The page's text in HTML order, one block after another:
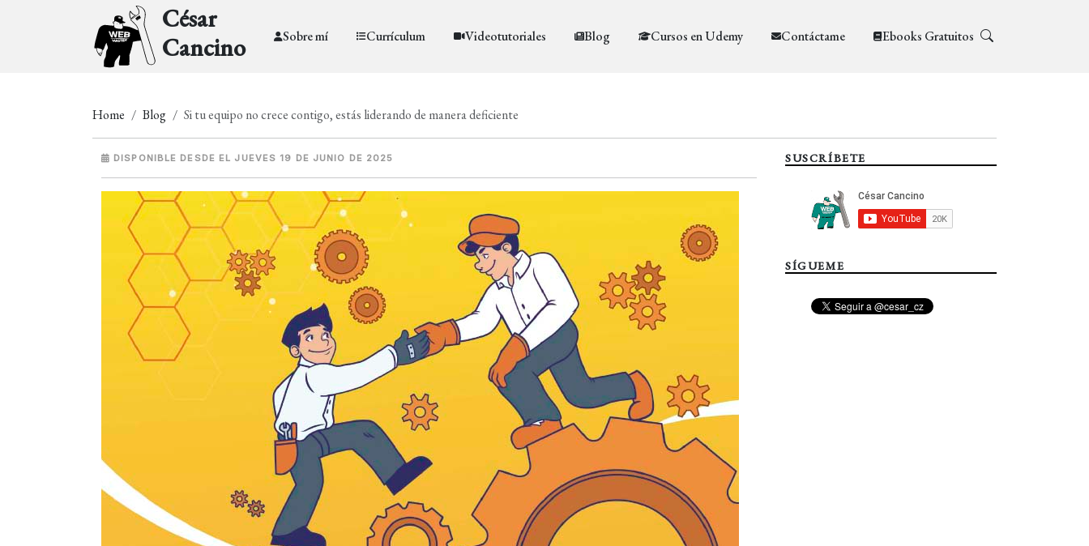
César
Cancino
Sobre mí Currículum Videotutoriales Blog Cursos en Udemy Contáctame Ebooks Gratuitos
Home Blog Si tu equipo no crece contigo, estás liderando de manera deficiente
DISPONIBLE DESDE EL JUEVES 19 DE JUNIO DE 2025 SUSCRÍBETE
SÍGUEME